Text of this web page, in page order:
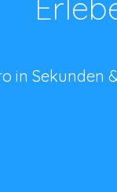
in Sekunden